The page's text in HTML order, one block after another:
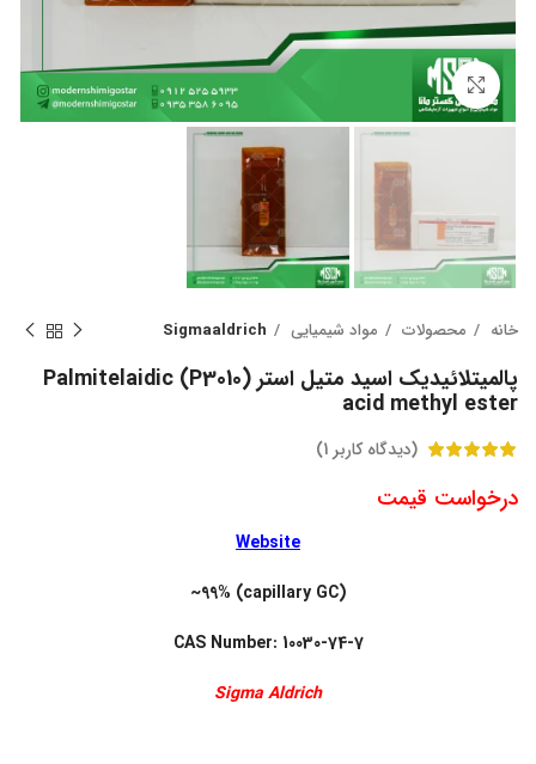
بزرگنمایی تصویر
خانه محصولات مواد شیمیایی Sigmaaldrich
پالمیتلائیدیک اسید متیل استر (P3010) Palmitelaidic
acid methyl ester
(دیدگاه کاربر 1
)
درخواست قیمت
Website
~99% (capillary GC)
CAS Number: 10030-74-7
Sigma Aldrich